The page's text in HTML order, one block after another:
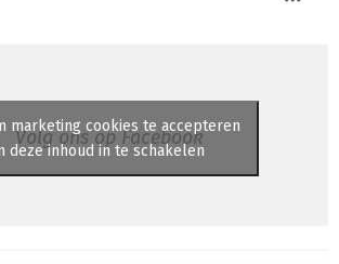
Volg ons op Facebook
marketing cookies te accepteren
deze inhoud in te schakelen